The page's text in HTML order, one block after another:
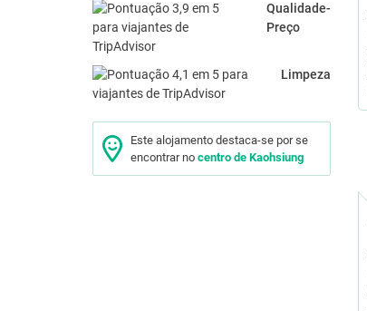
Qualidade-
Preço
Limpeza
Este alojamento destaca-se por se
encontrar no centro de Kaohsiung